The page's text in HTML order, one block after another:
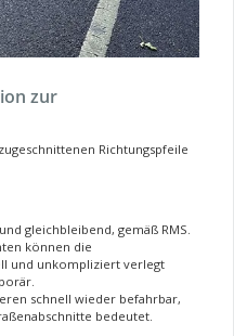
zur
Richtungspfeile
gleichbleibend, gemäß RMS.
können die
und unkompliziert verlegt
schnell wieder befahrbar,
bedeutet.